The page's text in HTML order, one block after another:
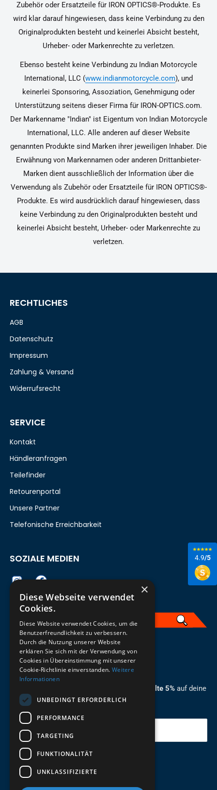
Zubehör oder Ersatzteile für IRON OPTICS®-Produkte. Es
wird klar darauf hingewiesen, dass keine Verbindung zu den
Originalprodukten besteht und keinerlei Absicht besteht,
Urheber- oder Markenrechte zu verletzen.
Ebenso besteht keine Verbindung zu Indian Motorcycle
International, LLC (www.indianmotorcycle.com), und
keinerlei Sponsoring, Assoziation, Genehmigung oder
Unterstützung seitens dieser Firma für IRON-OPTICS.com.
Der Markenname "Indian" ist Eigentum von Indian Motorcycle
International, LLC. Alle anderen auf dieser Website
genannten Produkte sind Marken ihrer jeweiligen Inhaber. Die
Erwähnung von Markennamen oder anderen Drittanbieter-
Marken dient ausschließlich der Information über die
Verwendung als Zubehör oder Ersatzteile für IRON OPTICS®-
Produkte. Es wird ausdrücklich darauf hingewiesen, dass
keine Verbindung zu den Originalprodukten besteht und
keinerlei Absicht besteht, Urheber- oder Markenrechte zu
verletzen.
4.9/5
ZUM NEWSLETTER ANMELDEN
Melde dich jetzt zum Newsletter an und erhalte 5% auf deine
erste Bestellung.
Deine Email
Abschicken
RECHTLICHES
AGB
Datenschutz
Impressum
Zahlung & Versand
Widerrufsrecht
SERVICE
Kontakt
Händleranfragen
Teilefinder
Retourenportal
Unsere Partner
Telefonische Erreichbarkeit
SOZIALE MEDIEN
German
×
Diese Webseite verwendet
Cookies.
Diese Website verwendet Cookies, um die
Benutzerfreundlichkeit zu verbessern.
Durch die Nutzung unserer Website
erklären Sie sich mit der Verwendung von
Cookies in Übereinstimmung mit unserer
Cookie-Richtlinie einverstanden. Weitere
Informationen
UNBEDINGT ERFORDERLICH
PERFORMANCE
TARGETING
FUNKTIONALITÄT
UNKLASSIFIZIERTE